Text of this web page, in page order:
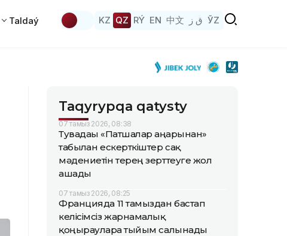
Taldaý KZ QZ RÝ EN 中文 ق ز ЎZ
Taqyrypqa qatysty
07 тамыз 2026, 08:38
Тувадағы «Патшалар аңғарынан»
табылған ескерткіштер сақ
мәдениетін терең зерттеуге жол
ашады
07 тамыз 2026, 08:25
Францияда 11 тамыздан бастап
келісімсіз жарнамалық
қоңырауларға тыйым салынады